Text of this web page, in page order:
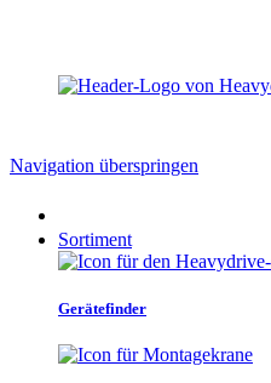
Navigation überspringen
Sortiment
Gerätefinder